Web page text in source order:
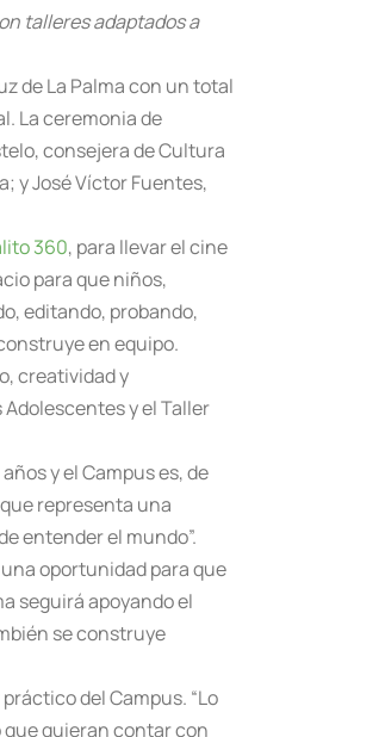
talleres adaptados a
de La Palma con un total
La ceremonia de
consejera de Cultura
y José Víctor Fuentes,
360, para llevar el cine
para que niños,
editando, probando,
en equipo.
creatividad y
y el Taller
y el Campus es, de
representa una
entender el mundo”.
oportunidad para que
seguirá apoyando el
se construye
del Campus. “Lo
que quieran contar con